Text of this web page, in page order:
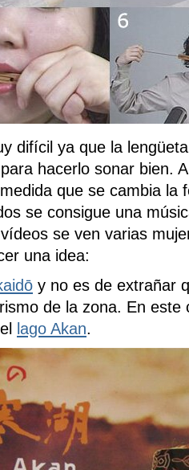
difícil ya que la
hacerlo sonar bien.
que se cambia la
se consigue una
se ven varias
una idea:
y no es de extrañar
de la zona. En este
lago Akan.